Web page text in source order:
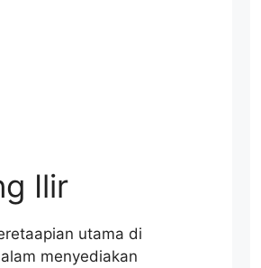
Ilir
utama di
menyediakan